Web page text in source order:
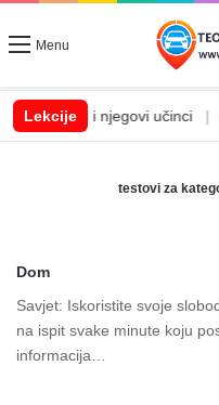
Menu
Lekcije
Alkohol i njegovi učinci
testovi za
Dom
Savjet: Iskoristite svoje
na ispit svake minute koju
informacija…